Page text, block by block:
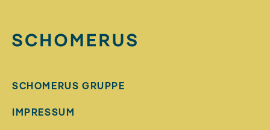
SCHOMERUS GRUPPE
IMPRESSUM